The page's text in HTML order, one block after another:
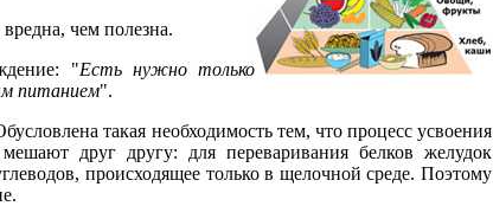
чем полезна.
"Есть нужно только
питанием".
такая необходимость тем, что процесс усвоения
друг другу: для переваривания белков желудок
происходящее только в щелочной среде. Поэтому